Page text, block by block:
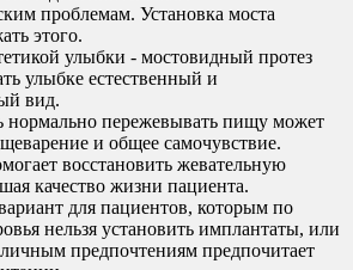
проблемам. Установка моста
этого.
улыбки - мостовидный протез
улыбке естественный и
вид.
нормально пережевывать пищу может
и общее самочувствие.
восстановить жевательную
качество жизни пациента.
для пациентов, которым по
нельзя установить имплантаты, или
предпочтениям предпочитает